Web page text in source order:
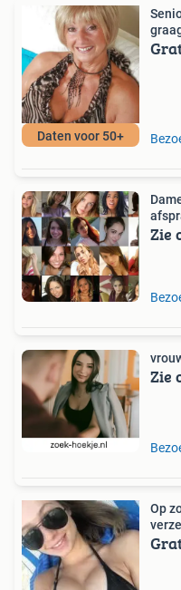
Daten voor 50+
Zie
Zie
Op